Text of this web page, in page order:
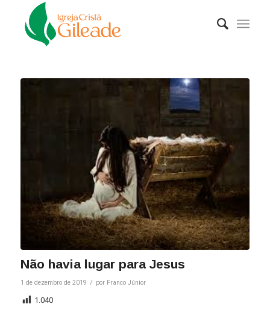
Não havia lugar para Jesus
1 de dezembro de 2019 / por Franco Júnior
1.040